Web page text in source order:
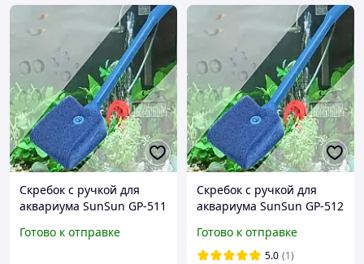
Скребок с ручкой для
аквариума SunSun GP-511
Готово к отправке
Скребок с ручкой для
аквариума SunSun GP-512
Готово к отправке
5.0 (1)